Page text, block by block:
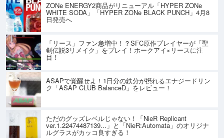
ZONe ENERGY2商品がリニューアル「HYPER ZONe
WHITE SODA」「HYPER ZONe BLACK PUNCH」4月8
日発売へ
「リース」ファン急増中！？SFC原作プレイヤーが「聖
剣伝説3リメイク」をプレイ！ホークアイ×リースに注
目！
ASAPで覚醒せよ！1日分の鉄分が摂れるエナジードリン
ク「ASAP CLUB BalanceD」をレビュー！
ただのグッズレベルじゃない！「NieR Replicant
ver.1.22474487139...」と「NieR:Automata」のオリジナ
ルグラスがカッコ良すぎる！